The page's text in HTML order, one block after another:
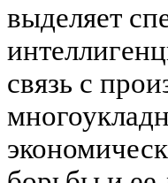
выделяет
связь с